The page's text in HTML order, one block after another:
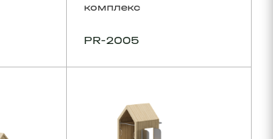
комплекс
PR-2005